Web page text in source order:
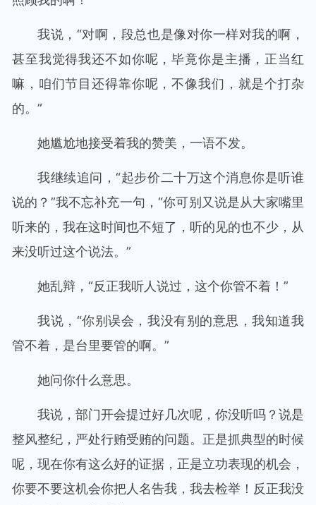
我说，“对啊，段总也是像对你一样对我的啊，
甚至我觉得我还不如你呢，毕竟你是主播，正当红
嘛，咱们节目还得靠你呢，不像我们，就是个打杂
的。”
她尴尬地接受着我的赞美，一语不发。
我继续追问，“起步价二十万这个消息你是听谁
说的？”我不忘补充一句，“你可别又说是从大家嘴里
听来的，我在这时间也不短了，听的见的也不少，从
来没听过这个说法。”
她乱辩，“反正我听人说过，这个你管不着！”
我说，“你别误会，我没有别的意思，我知道我
管不着，是台里要管的啊。”
她问你什么意思。
我说，部门开会提过好几次呢，你没听吗？说是
整风整纪，严处行贿受贿的问题。正是抓典型的时候
呢，现在你有这么好的证据，正是立功表现的机会，
你要不要这机会你把人名告我，我去检举！反正我没